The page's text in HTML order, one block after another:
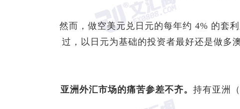
然而，做空美元兑日元的每年约 4% 的套
过，以日元为基础的投资者最好还是做多
亚洲 外汇市场的痛苦参差不齐。 持有亚洲